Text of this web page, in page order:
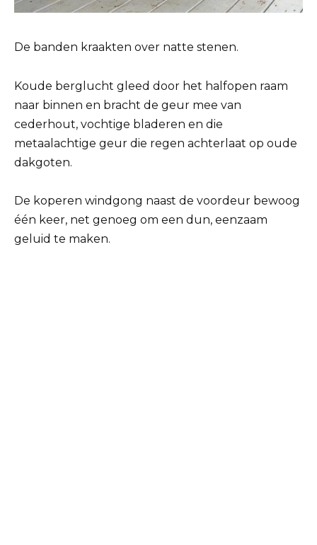
De banden kraakten over natte stenen.
Koude berglucht gleed door het halfopen raam
naar binnen en bracht de geur mee van
cederhout, vochtige bladeren en die
metaalachtige geur die regen achterlaat op oude
dakgoten.
De koperen windgong naast de voordeur bewoog
één keer, net genoeg om een dun, eenzaam
geluid te maken.